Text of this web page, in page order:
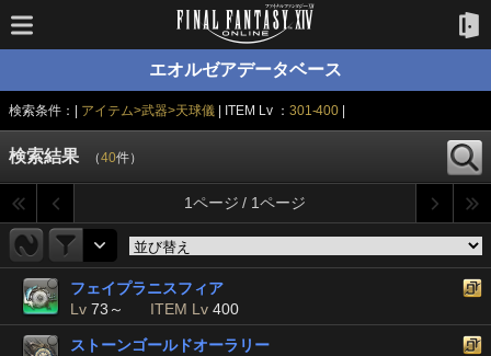
エオルゼアデータベース
検索条件：| アイテム>武器>天球儀 | ITEM Lv ： 301-400
検索結果 （40件）
1ページ / 1ページ
フェイプラニスフィア
Lv 73～ ITEM Lv 400
ストーンゴールドオーラリー